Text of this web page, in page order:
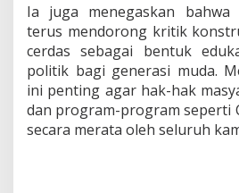
Ia juga menegaskan bahwa
terus mendorong kritik
cerdas sebagai bentuk
politik bagi generasi muda.
ini penting agar hak-hak
dan program-program seperti
secara merata oleh seluruh